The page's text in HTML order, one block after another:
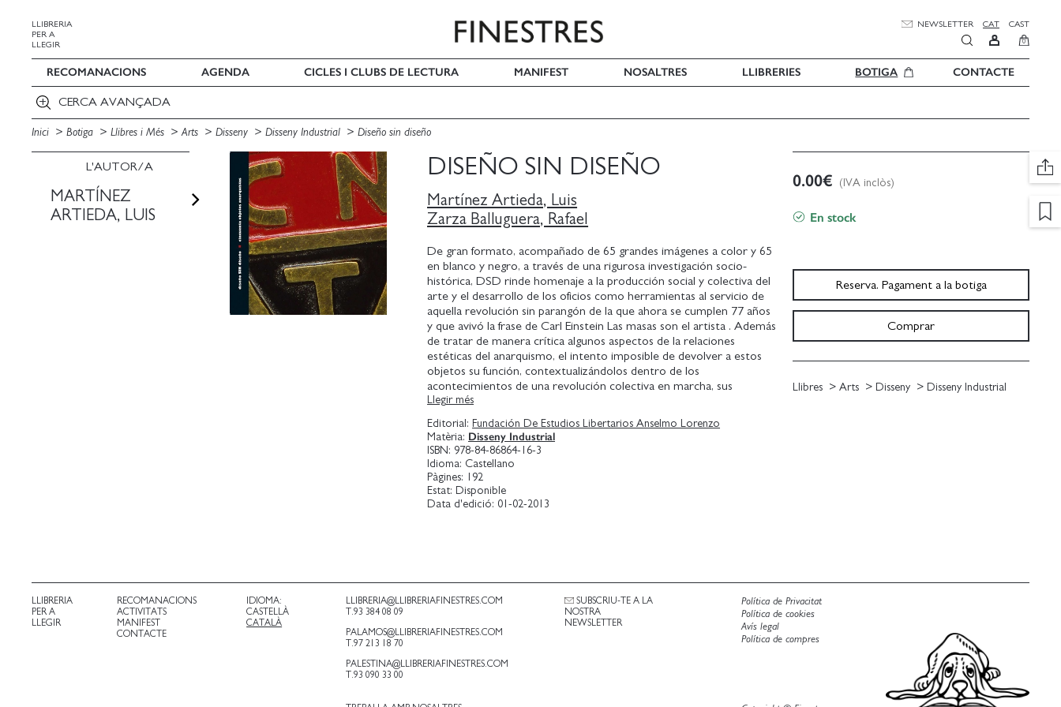
LLIBRERIA
PER A
LLEGIR
NEWSLETTER CAT CAST
0
RECOMANACIONS AGENDA CICLES I CLUBS DE LECTURA MANIFEST NOSALTRES LLIBRERIES BOTIGA CONTACTE
CERCA AVANÇADA
Inici Botiga Llibres i Més Arts Disseny Disseny Industrial Diseño sin diseño
L'AUTOR/A
MARTÍNEZ
ARTIEDA, LUIS
DISEÑO SIN DISEÑO
Martínez Artieda, Luis
Zarza Balluguera, Rafael
De gran formato, acompañado de 65 grandes imágenes a color y 65
en blanco y negro, a través de una rigurosa investigación socio-
histórica, DSD rinde homenaje a la producción social y colectiva del
arte y el desarrollo de los oficios como herramientas al servicio de
aquella revolución sin parangón de la que ahora se cumplen 77 años
y que avivó la frase de Carl Einstein Las masas son el artista . Además
de tratar de manera crítica algunos aspectos de la relaciones
estéticas del anarquismo, el intento imposible de devolver a estos
objetos su función, contextualizándolos dentro de los
acontecimientos de una revolución colectiva en marcha, sus
prolegómenos y sus prolongaciones a lo largo de un siglo, sería una
atractivo gráfico, en el que han colaborado un montón de personas
afines a la Idea.
Llegir més
Editorial: Fundación De Estudios Libertarios Anselmo Lorenzo
Matèria: Disseny Industrial
ISBN: 978-84-86864-16-3
Idioma: Castellano
Pàgines: 192
Estat: Disponible
Data d'edició: 01-02-2013
0.00€ (IVA inclòs)
En stock
Reserva. Pagament a la botiga
Comprar
Llibres Arts Disseny Disseny Industrial
LLIBRERIA
PER A
LLEGIR
RECOMANACIONS
ACTIVITATS
MANIFEST
CONTACTE
IDIOMA:
CASTELLÀ
CATALÀ
LLIBRERIA@LLIBRERIAFINESTRES.COM
T.93 384 08 09
PALAMOS@LLIBRERIAFINESTRES.COM
T.97 213 18 70
PALESTINA@LLIBRERIAFINESTRES.COM
T.93 090 33 00
SUBSCRIU-TE A LA
NOSTRA
NEWSLETTER
Política de Privacitat
Política de cookies
Avís legal
Política de compres